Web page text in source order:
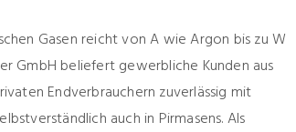
Gasen reicht von A wie Argon bis zu W
GmbH beliefert gewerbliche Kunden aus
Endverbrauchern zuverlässig mit
auch in Pirmasens. Als